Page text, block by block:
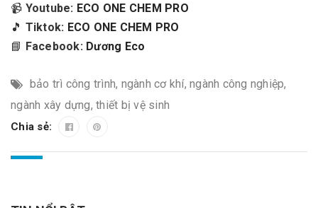
📹 Youtube: ECO ONE CHEM PRO
🎵 Tiktok: ECO ONE CHEM PRO
📘 Facebook: Dương Eco
bảo trì công trình, ngành cơ khí, ngành công nghiệp,
ngành xây dựng, thiết bị vệ sinh
Chia sẻ: